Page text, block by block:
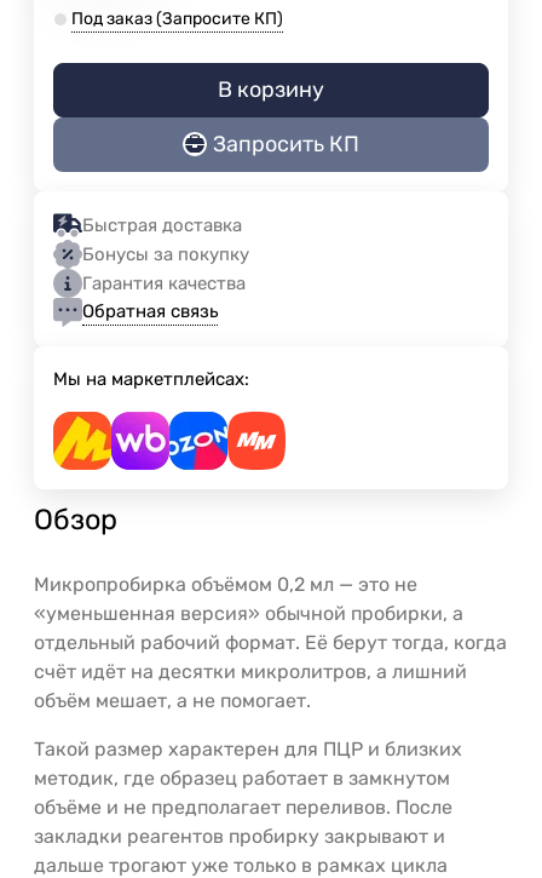
Под заказ (Запросите КП)
В корзину
Запросить КП
Быстрая доставка
Бонусы за покупку
Гарантия качества
Обратная связь
Мы на маркетплейсах:
Обзор
Микропробирка объёмом 0,2 мл — это не
«уменьшенная версия» обычной пробирки, а
отдельный рабочий формат. Её берут тогда, когда
счёт идёт на десятки микролитров, а лишний
объём мешает, а не помогает.
Такой размер характерен для ПЦР и близких
методик, где образец работает в замкнутом
объёме и не предполагает переливов. После
закладки реагентов пробирку закрывают и
дальше трогают уже только в рамках цикла